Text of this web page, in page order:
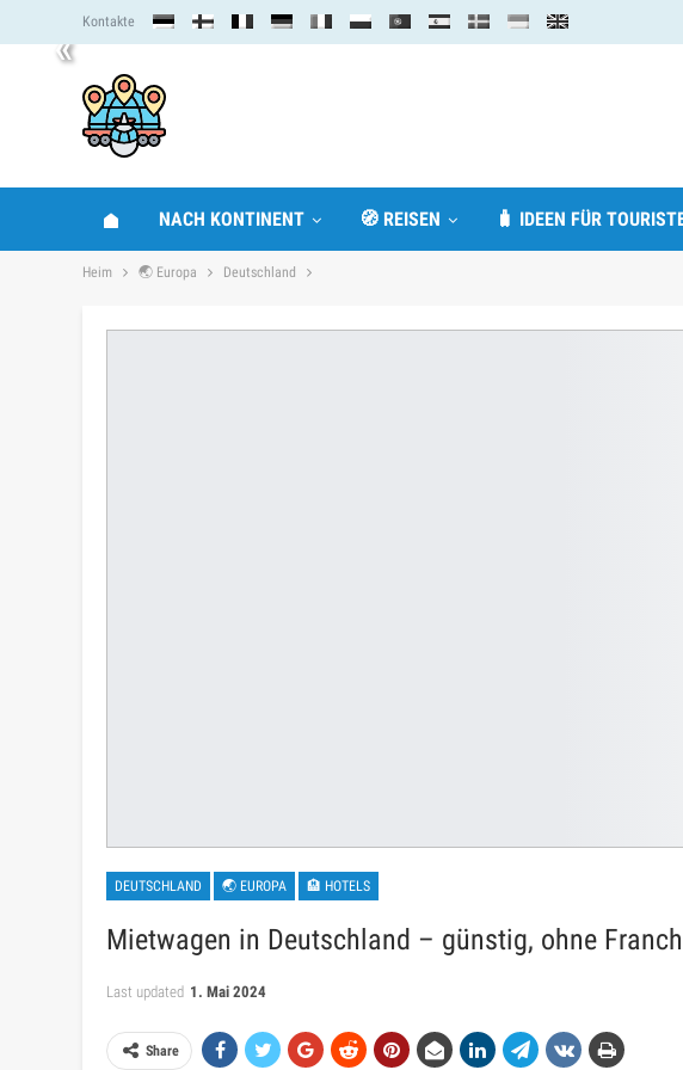
« Kontakte
NACH KONTINENT 🧭 REISEN 🧳 IDEEN FÜR
Heim 🌏 Europa Deutschland
DEUTSCHLAND 🌏 EUROPA 🏨 HOTELS
Mietwagen in Deutschland – günstig, ohne
Last updated 1. Mai 2024
Share